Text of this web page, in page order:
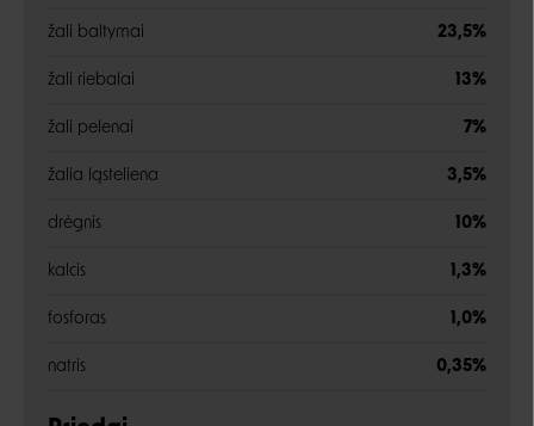
žali baltymai 23,5%
žali riebalai 13%
žali pelenai 7%
žalia ląsteliena 3,5%
drėgnis 10%
kalcis 1,3%
fosforas 1,0%
natris 0,35%